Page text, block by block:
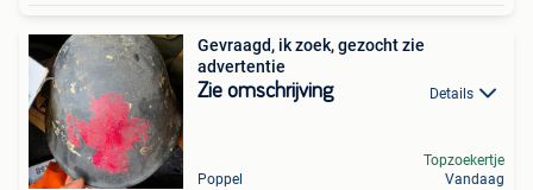
Gevraagd, ik zoek, gezocht zie
advertentie
Zie omschrijving Details
Poppel
Topzoekertje
Vandaag